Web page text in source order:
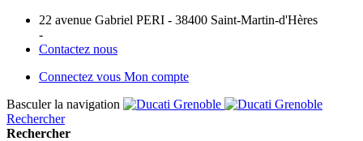
22 avenue Gabriel PERI - 38400 Saint-Martin-d'Hères
-
Contactez nous
Connectez vous Mon compte
Basculer la navigation
Rechercher
Rechercher